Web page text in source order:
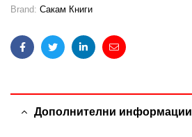
Brand: Сакам Книги
FacebookTwitterLinkedinEmail
Дополнителни информации